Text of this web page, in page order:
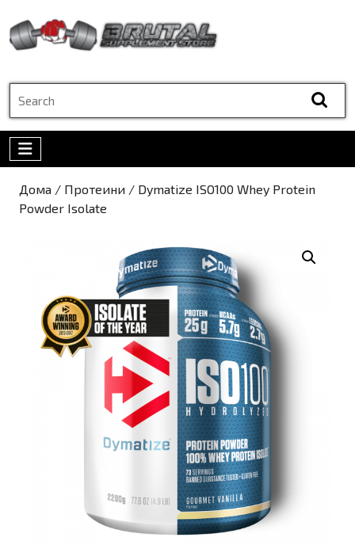
to
content
Menu
Дома / Протеини / Dymatize ISO100 Whey Protein
Powder Isolate